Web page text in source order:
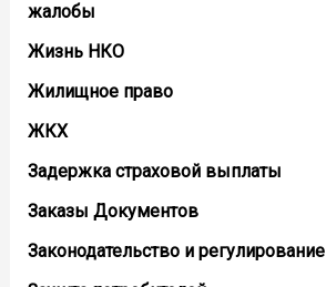
жалобы
Жизнь НКО
Жилищное право
ЖКХ
Задержка страховой выплаты
Заказы Документов
Законодательство и регулирование